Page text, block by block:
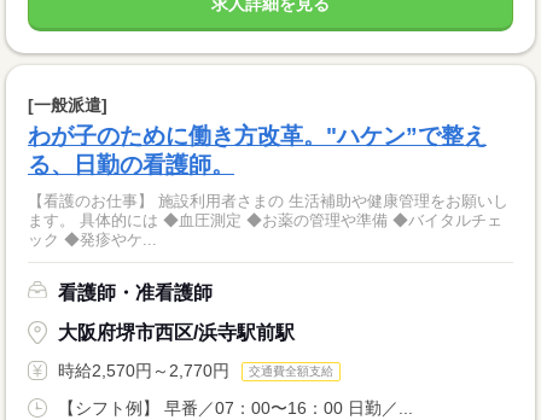
[一般派遣]
わが子のために働き方改革。"ハケン”で整え
る、日勤の看護師。
【看護のお仕事】 施設利用者さまの 生活補助や健康管理をお願いし
ます。 具体的には ◆血圧測定 ◆お薬の管理や準備 ◆バイタルチェ
ック ◆発疹やケ...
看護師・准看護師
大阪府堺市西区/浜寺駅前駅
時給2,570円～2,770円 交通費全額支給
【シフト例】 早番／07：00〜16：00 日勤／...